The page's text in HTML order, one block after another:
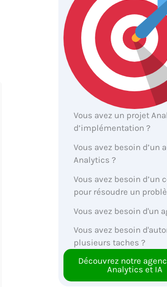
Vous avez un projet
d’implémentation ?
Vous avez besoin d’un
Analytics ?
Vous avez besoin d’un
pour résoudre un
Vous avez besoin d'un
Vous avez besoin
plusieurs taches ?
Découvrez notre
Analytics et IA